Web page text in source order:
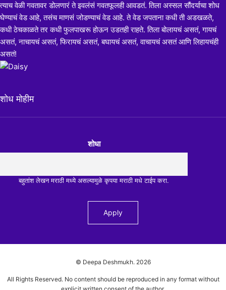
त्याच वेळी गवतावर डोलणारं ते इवलंसं गवतफूलही आवडतं. तिला अस्सल सौंदर्याचा शोध
घेण्याचं वेड आहे, तसंच माणसं जोडण्याचं वेड आहे. ते वेड जपताना कधी ती अडखळते,
कधी ठेचकाळते तर कधी फुलपाखरू होऊन उडतही राहते. तिला बोलायचं असतं, गायचं
असतं, नाचायचं असतं, फिरायचं असतं, बघायचं असतं, वाचायचं असतं आणि लिहायचंही
असतं!
शोध मोहीम
शोधा
बहुतांश लेखन मराठी मध्ये असल्यामुळे कृपया मराठी मधे टाईप करा.
© Deepa Deshmukh. 2026
All Rights Reserved. No content should be reproduced in any format without